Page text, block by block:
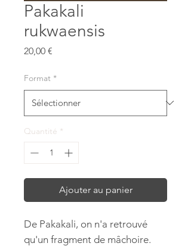
Pakakali
rukwaensis
20,00 €
Format *
Quantité *
Ajouter au panier
De Pakakali, on n'a retrouvé
qu'un fragment de mâchoire.